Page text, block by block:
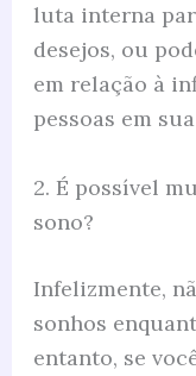
luta interna
desejos, ou
em relação à
pessoas em
2. É possível
sono?
Infelizmente,
sonhos
entanto, se